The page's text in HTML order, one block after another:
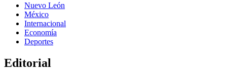
Nuevo León
México
Internacional
Economía
Deportes
Editorial